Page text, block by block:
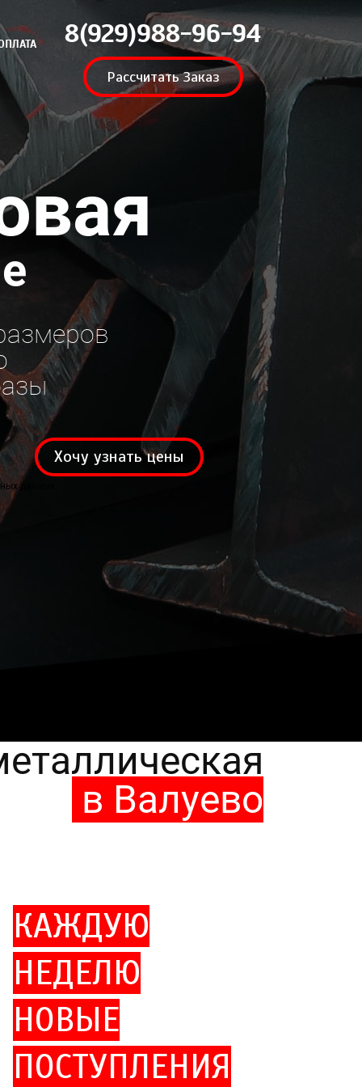
8(929)988-96-94
Рассчитать Заказ
Хочу узнать цены
данных.
в Валуево
КАЖДУЮ
НЕДЕЛЮ
НОВЫЕ
ПОСТУПЛЕНИЯ